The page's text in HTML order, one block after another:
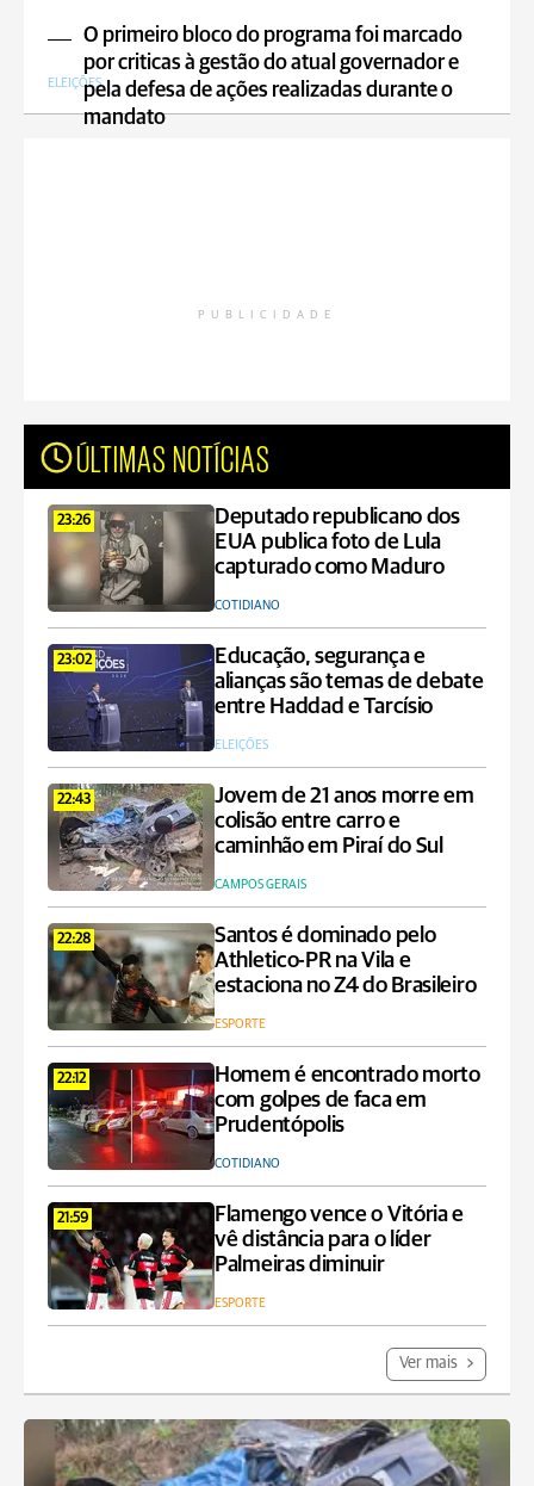
O primeiro bloco do programa foi marcado
por criticas à gestão do atual governador e
pela defesa de ações realizadas durante o
mandato
ELEIÇÕES
PUBLICIDADE
ÚLTIMAS NOTÍCIAS
23:26
Deputado republicano dos
EUA publica foto de Lula
capturado como Maduro
COTIDIANO
23:02
Educação, segurança e
alianças são temas de debate
entre Haddad e Tarcísio
ELEIÇÕES
22:43
Jovem de 21 anos morre em
colisão entre carro e
caminhão em Piraí do Sul
CAMPOS GERAIS
22:28
Santos é dominado pelo
Athletico-PR na Vila e
estaciona no Z4 do Brasileiro
ESPORTE
22:12
Homem é encontrado morto
com golpes de faca em
Prudentópolis
COTIDIANO
21:59
Flamengo vence o Vitória e
vê distância para o líder
Palmeiras diminuir
ESPORTE
Ver mais